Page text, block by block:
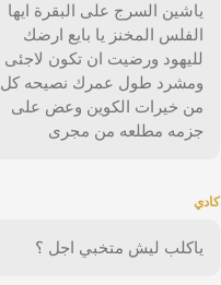
ياشين السرج على البقرة ايها
الفلس المخنز يا بايع ارضك
لليهود ورضيت ان تكون لاجئى
ومشرد طول عمرك نصيحه كل
من خيرات الكوين وعض على
جزمه مطلعه من مجرى
كادي
ياكلب ليش متخبي اجل ؟